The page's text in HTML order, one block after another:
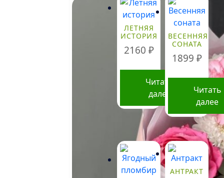
ЛЕТНЯЯ
ИСТОРИЯ
2160 ₽
Читать
далее
ВЕСЕННЯЯ
СОНАТА
1899 ₽
Читать
далее
АНТРАКТ